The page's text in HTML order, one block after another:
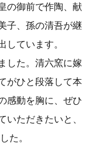
の御前で作陶、献
子、孫の清吾が継
しています。
した。清六窯に嫁
がひと段落して本
感動を胸に、ぜひ
いただきたいと、
た。